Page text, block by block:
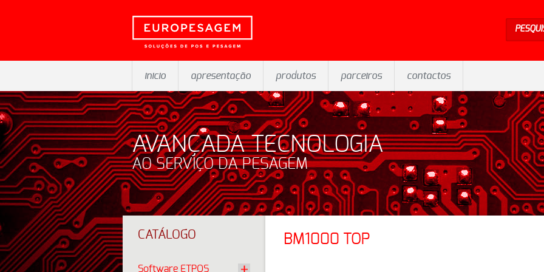
inicio apresentação produtos parceiros contactos
AVANÇADA TECNOLOGIA
AO SERVIÇO DA PESAGEM
CATÁLOGO
Software ETPOS
BM1000 TOP